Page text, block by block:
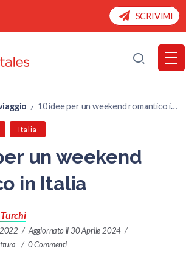
SCRIVIMI
/ 10 idee per un weekend romantico in Italia
Italia
un weekend
in Italia
Aggiornato il 30 Aprile 2024
0 Commenti